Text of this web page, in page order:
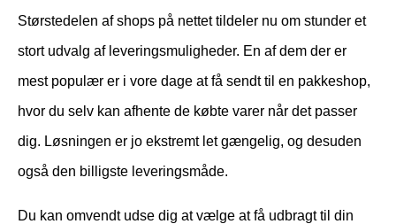
Størstedelen af shops på nettet tildeler nu om stunder et
stort udvalg af leveringsmuligheder. En af dem der er
mest populær er i vore dage at få sendt til en pakkeshop,
hvor du selv kan afhente de købte varer når det passer
dig. Løsningen er jo ekstremt let gængelig, og desuden
også den billigste leveringsmåde.
Du kan omvendt udse dig at vælge at få udbragt til din